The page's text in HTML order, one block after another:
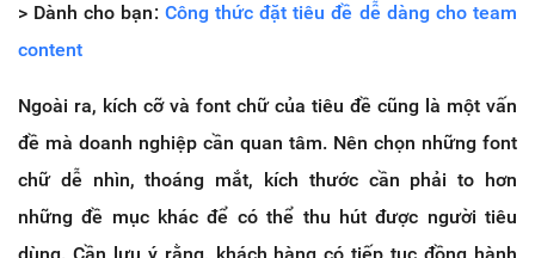
> Dành cho bạn: Công thức đặt tiêu đề dễ dàng cho team
content
Ngoài ra, kích cỡ và font chữ của tiêu đề cũng là một vấn
đề mà doanh nghiệp cần quan tâm. Nên chọn những font
chữ dễ nhìn, thoáng mắt, kích thước cần phải to hơn
những đề mục khác để có thể thu hút được người tiêu